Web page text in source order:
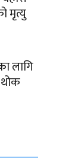
मृत्यु
लागि